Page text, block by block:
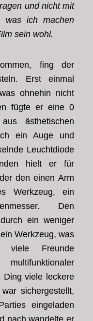
und nicht mit
was ich machen
sein wohl.
fing der
Erst einmal
ohnehin nicht
fügte er eine 0
ästhetischen
ein Auge und
Leuchtdiode
hielt er für
den einen Arm
Werkzeug, ein
Den
ein weniger
Werkzeug, was
viele Freunde
Ding viele leckere
sichergestellt,
eingeladen